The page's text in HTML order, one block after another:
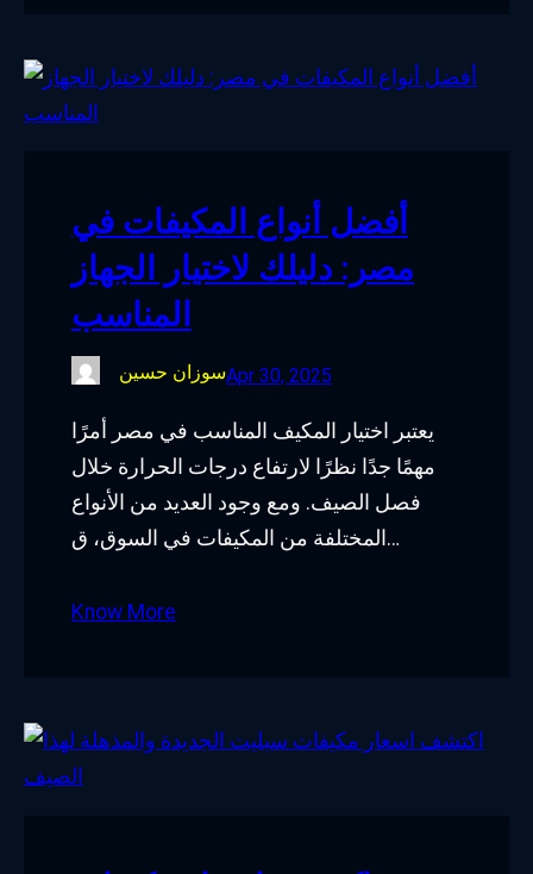
أفضل أنواع المكيفات في
مصر: دليلك لاختيار الجهاز
المناسب
سوزان حسينApr 30, 2025
يعتبر اختيار المكيف المناسب في مصر أمرًا
مهمًا جدًا نظرًا لارتفاع درجات الحرارة خلال
فصل الصيف. ومع وجود العديد من الأنواع
المختلفة من المكيفات في السوق، ق…
Know More